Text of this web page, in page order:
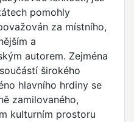
pomohly
za místního,
a
autorem. Zejména
širokého
hlavního hrdiny se
zamilovaného,
kulturním prostoru